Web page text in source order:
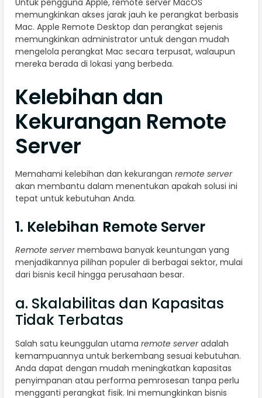
memungkinkan akses jarak jauh ke perangkat berbasis
Mac. Apple Remote Desktop dan perangkat sejenis
memungkinkan administrator untuk dengan mudah
mengelola perangkat Mac secara terpusat, walaupun
mereka berada di lokasi yang berbeda.
Kelebihan dan
Kekurangan Remote
Server
Memahami kelebihan dan kekurangan remote server
akan membantu dalam menentukan apakah solusi ini
tepat untuk kebutuhan Anda.
1. Kelebihan Remote Server
Remote servermembawa banyak keuntungan yang
menjadikannya pilihan populer di berbagai sektor, mulai
dari bisnis kecil hingga perusahaan besar.
a. Skalabilitas dan Kapasitas
Tidak Terbatas
Salah satu keunggulan utama remote serveradalah
kemampuannya untuk berkembang sesuai kebutuhan.
Anda dapat dengan mudah meningkatkan kapasitas
penyimpanan atau performa pemrosesan tanpa perlu
mengganti perangkat fisik. Ini memungkinkan bisnis